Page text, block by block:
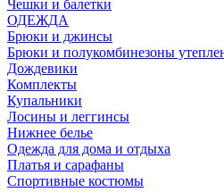
Чешки и балетки
ОДЕЖДА
Брюки и джинсы
Брюки и полукомбинезоны
Дождевики
Комплекты
Купальники
Лосины и леггинсы
Нижнее белье
Одежда для дома и отдыха
Платья и сарафаны
Спортивные костюмы